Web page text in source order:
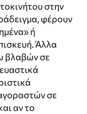
στην
φέρουν
ή
Άλλα
βλαβών σε
σε
αν το